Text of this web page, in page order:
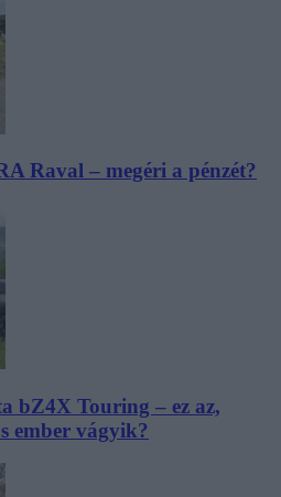
Raval – megéri a pénzét?
bZ4X Touring – ez az,
ember vágyik?